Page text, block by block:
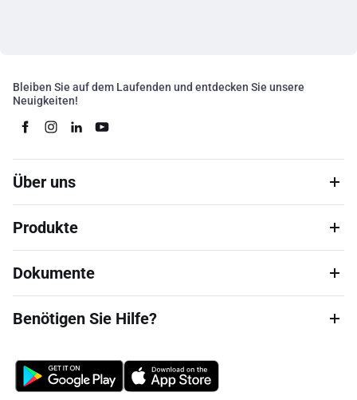
Bleiben Sie auf dem Laufenden und entdecken Sie unsere
Neuigkeiten!
Über uns
Produkte
Dokumente
Benötigen Sie Hilfe?